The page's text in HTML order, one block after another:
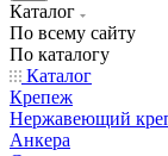
Каталог
По всему сайту
По каталогу
Каталог
Крепеж
Нержавеющий
Анкера